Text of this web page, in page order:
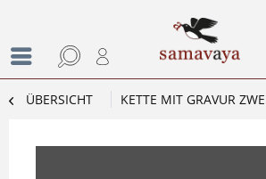
ÜBERSICHT